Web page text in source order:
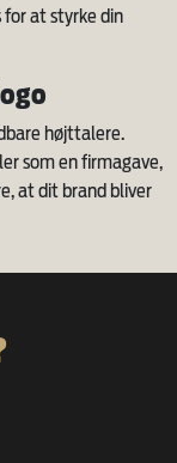
for at styrke din
højttalere.
som en firmagave,
at dit brand bliver